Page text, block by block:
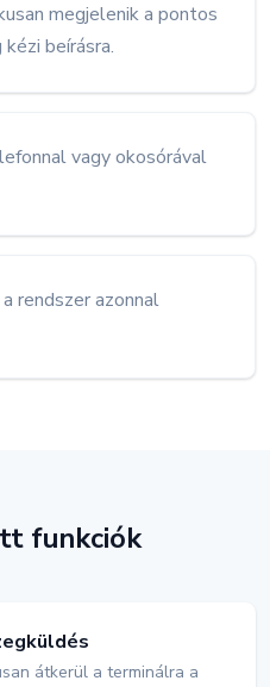
megjelenik a pontos
beírásra.
vagy okosórával
rendszer azonnal
funkciók
átkerül a terminálra a